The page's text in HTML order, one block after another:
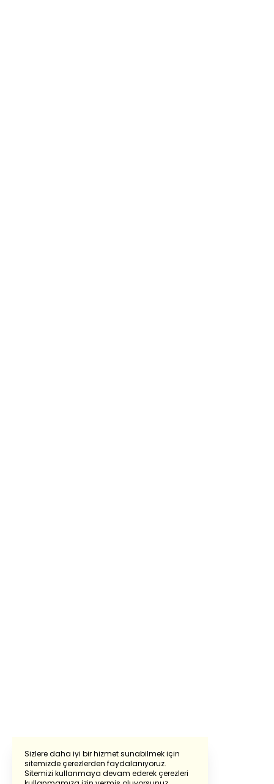
Sizlere daha iyi bir hizmet sunabilmek için
sitemizde çerezlerden faydalanıyoruz.
Sitemizi kullanmaya devam ederek çerezleri
Powered by Translate